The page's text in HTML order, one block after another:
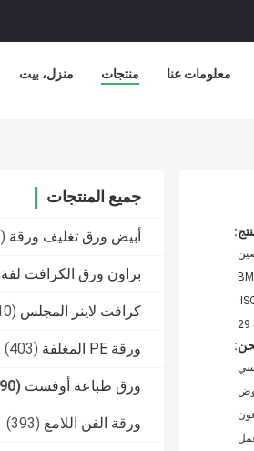
منزل، بيت منتجات معلومات عنا
جميع المنتجات
أبيض ورق تغليف ورقة (753)
براون ورق الكرافت لفة
كرافت لاينر المجلس (310)
ورقة PE المغلفة (403)
ورق طباعة أوفست (690)
ورقة الفن اللامع (393)